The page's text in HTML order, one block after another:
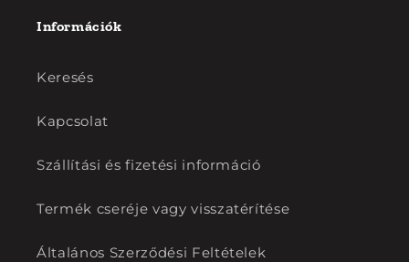
Információk
Keresés
Kapcsolat
Szállítási és fizetési információ
Termék cseréje vagy visszatérítése
Általános Szerződési Feltételek